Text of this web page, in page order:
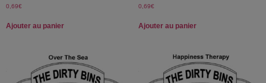
0,69€
Ajouter au panier
0,69€
Ajouter au panier